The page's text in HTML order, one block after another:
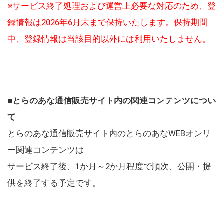
※サービス終了処理および運営上必要な対応のため、登
録情報は2026年6月末まで保持いたします。保持期間
中、登録情報は当該目的以外には利用いたしません。
■とらのあな通信販売サイト内の関連コンテンツについ
て
とらのあな通信販売サイト内のとらのあなWEBオンリ
ー関連コンテンツは
サービス終了後、1か月～2か月程度で順次、公開・提
供を終了する予定です。